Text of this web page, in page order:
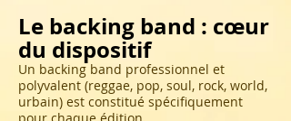
Le backing band : cœur
du dispositif
Un backing band professionnel et
polyvalent (reggae, pop, soul, rock, world,
urbain) est constitué spécifiquement